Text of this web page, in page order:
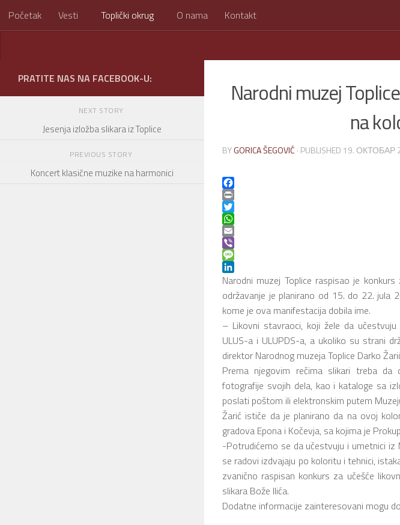
Skip to content
Početak Vesti Toplički okrug O nama Kontakt
Narodni muzej
na
BYGORICA ŠEGOVIĆ · PUBLISHED 19. ОКТОБАР
Facebook
Print
Twitter
WhatsApp
Email
Viber
Message
LinkedIn
Narodni muzej Toplice raspisao je
održavanje je planirano od 15. do 22. jula
kome je ova manifestacija dobila ime.
– Likovni stavraoci, koji žele da
ULUS-a i ULUPDS-a, a ukoliko su strani
direktor Narodnog muzeja Toplice Darko
Prema njegovim rečima slikari treba
fotografije svojih dela, kao i kataloge sa
poslati poštom ili elektronskim putem
Žarić ističe da je planirano da na ovoj
gradova Epona i Kočevja, sa kojima je
-Potrudićemo se da učestvuju i umetnici iz
se radovi izdvajaju po koloritu i tehnici,
zvanično raspisan konkurs za učešće
slikara Bože Ilića.
Dodatne informacije zainteresovani mogu
PRATITE NAS NA FACEBOOK-U:
NEXT STORY
Jesenja izložba slikara iz Toplice
PREVIOUS STORY
Koncert klasične muzike na harmonici